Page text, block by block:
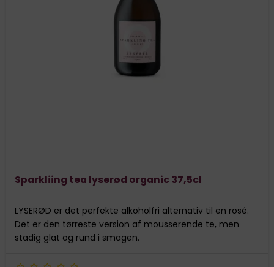
Sparkliing tea lyserød organic 37,5cl
LYSERØD er det perfekte alkoholfri alternativ til en rosé.
Det er den tørreste version af mousserende te, men
stadig glat og rund i smagen.